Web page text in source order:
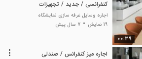
00:39
کنفرانسی / جدید / تجهیزات
نمایشگاهی
اجاره وسایل غرفه سازی نمایشگاه
19 نمایش
7 سال پیش
اجاره میز کنفرانس / صندلی